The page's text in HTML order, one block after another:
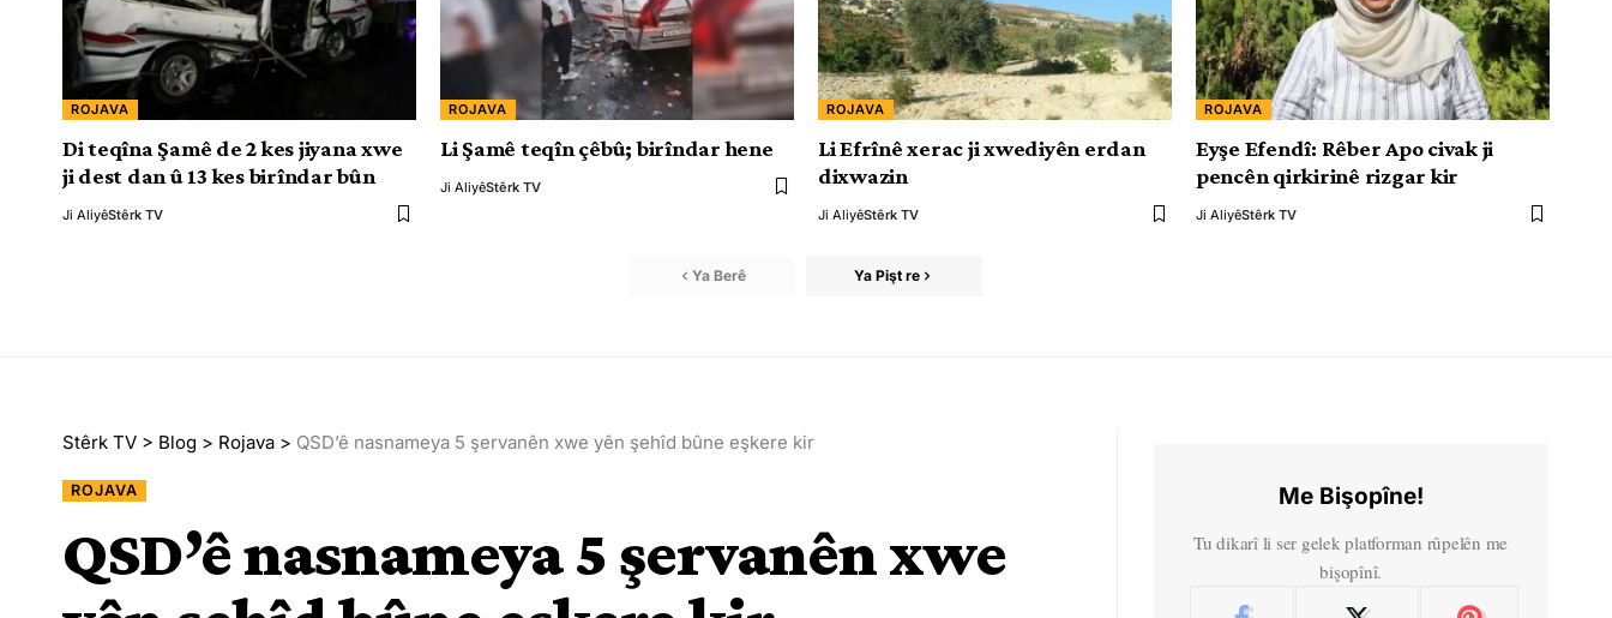
ROJAVA
Di teqîna Şamê de 2 kes jiyana xwe
ji dest dan û 13 kes birîndar bûn
Ji AliyêStêrk TV
ROJAVA
Li Şamê teqîn çêbû; birîndar hene
Ji AliyêStêrk TV
ROJAVA
Li Efrînê xerac ji xwediyên erdan
dixwazin
Ji AliyêStêrk TV
ROJAVA
Eyşe Efendî: Rêber Apo civak ji
pencên qirkirinê rizgar kir
Ji AliyêStêrk TV
Ya Berê Ya Pişt re
Stêrk TV > Blog > Rojava > QSD’ê nasnameya 5 şervanên xwe yên şehîd bûne eşkere kir
ROJAVA
QSD’ê nasnameya 5 şervanên xwe
Me Bişopîne!
Tu dikarî li ser gelek platforman rûpelên me
bişopînî.